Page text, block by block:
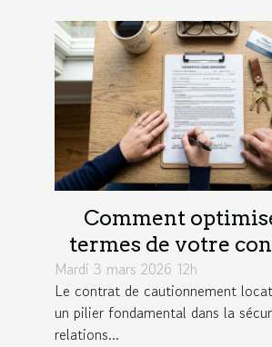
Comment
termes de votre
cautionnement
Mardi 3 mars 2026 12h
Le contrat de cautionnement
un pilier fondamental dans la
relations...